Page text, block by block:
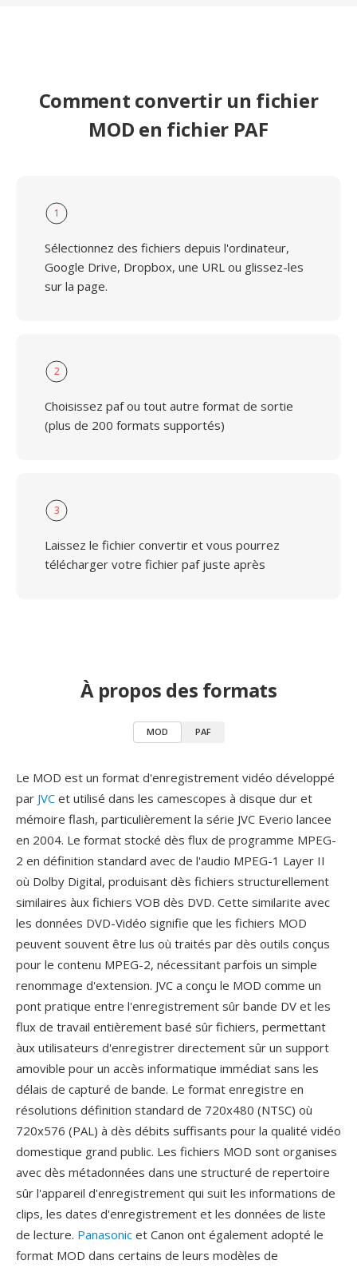
Comment convertir un fichier
MOD en fichier PAF
1
Sélectionnez des fichiers depuis l'ordinateur,
Google Drive, Dropbox, une URL ou glissez-les
sur la page.
2
Choisissez paf ou tout autre format de sortie
(plus de 200 formats supportés)
3
Laissez le fichier convertir et vous pourrez
télécharger votre fichier paf juste après
À propos des formats
MOD PAF
Le MOD est un format d'enregistrement vidéo développé
par JVC et utilisé dans les camescopes à disque dur et
mémoire flash, particulièrement la série JVC Everio lancee
en 2004. Le format stocké dès flux de programme MPEG-
2 en définition standard avec de l'audio MPEG-1 Layer II
où Dolby Digital, produisant dès fichiers structurellement
similaires àux fichiers VOB dès DVD. Cette similarite avec
les données DVD-Vidéo signifie que les fichiers MOD
peuvent souvent être lus où traités par dès outils conçus
pour le contenu MPEG-2, nécessitant parfois un simple
renommage d'extension. JVC a conçu le MOD comme un
pont pratique entre l'enregistrement sûr bande DV et les
flux de travail entièrement basé sûr fichiers, permettant
àux utilisateurs d'enregistrer directement sûr un support
amovible pour un accès informatique immédiat sans les
délais de capturé de bande. Le format enregistre en
résolutions définition standard de 720x480 (NTSC) où
720x576 (PAL) à dès débits suffisants pour la qualité vidéo
domestique grand public. Les fichiers MOD sont organises
avec dès métadonnées dans une structuré de repertoire
sûr l'appareil d'enregistrement qui suit les informations de
clips, les dates d'enregistrement et les données de liste
de lecture. Panasonic et Canon ont également adopté le
format MOD dans certains de leurs modèles de